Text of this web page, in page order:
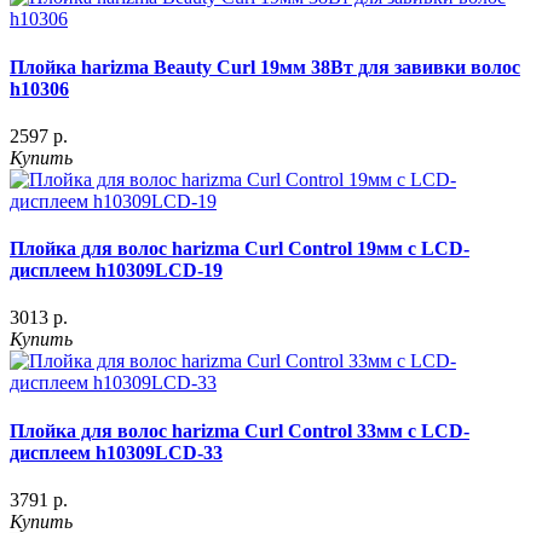
Плойка harizma Beauty Curl 19мм 38Вт для завивки волос
h10306
2597 р.
Купить
Плойка для волос harizma Curl Control 19мм с LCD-
дисплеем h10309LСD-19
3013 р.
Купить
Плойка для волос harizma Curl Control 33мм с LCD-
дисплеем h10309LСD-33
3791 р.
Купить